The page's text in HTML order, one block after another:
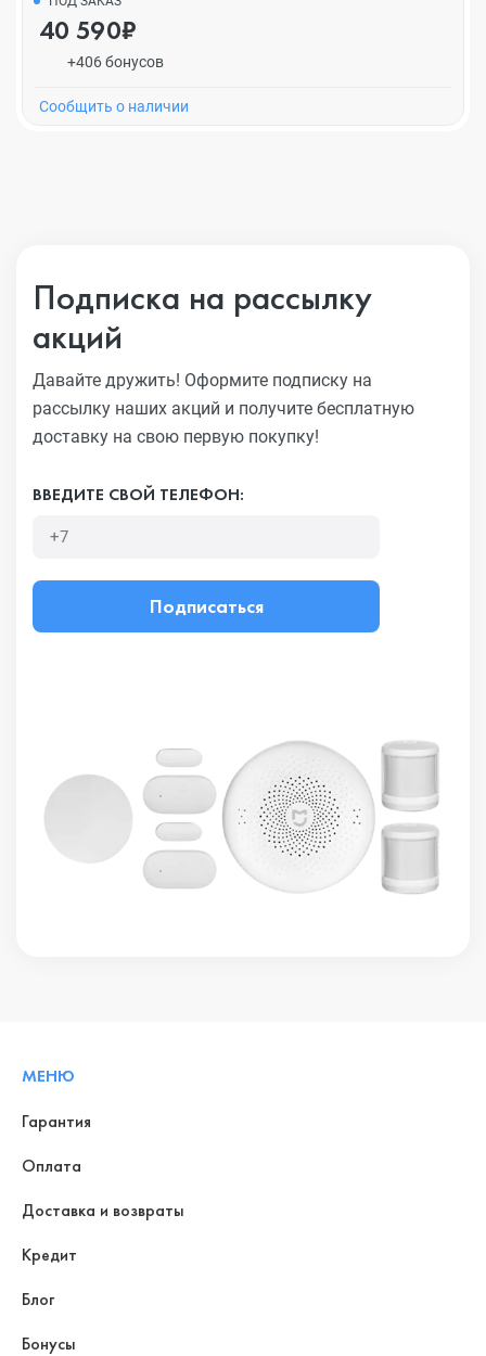
40 590₽
+406 бонусов
Cообщить о наличии
Подписка на рассылку
акций
Давайте дружить! Оформите подписку на
рассылку наших акций и получите бесплатную
доставку на свою первую покупку!
ВВЕДИТЕ СВОЙ ТЕЛЕФОН:
Подписаться
МЕНЮ
Гарантия
Оплата
Доставка и возвраты
Кредит
Блог
Бонусы